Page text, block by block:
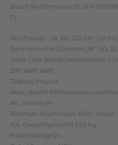
Bosch Performance 65 NM
FL
Reichweite : ca. 60-220 km ( je
Rahmenhöhe Diamant 28″: 50, 55
Drive Unit Bosch Performance
250 Watt Watt
Display Intuvia
Akku Bosch Rahmenakku
Ah, Unterrohr
Rahmen Aluminium 6061,
zul. Gesamtgewicht 140 kg
Farbe blattgrün